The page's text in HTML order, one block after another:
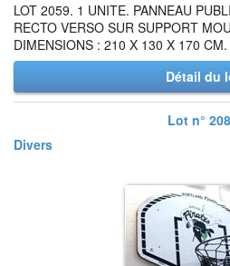
LOT 2059. 1 UNITE. PANNEAU
RECTO VERSO SUR SUPPORT
DIMENSIONS : 210 X 130 X 170
Détail du
Lot n°
Divers